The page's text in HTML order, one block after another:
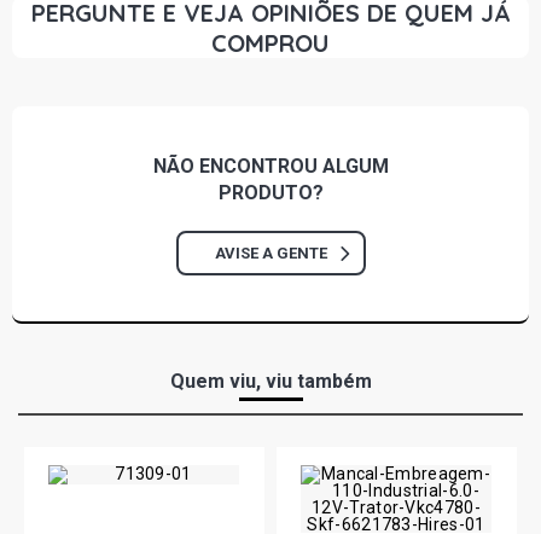
PERGUNTE E VEJA OPINIÕES DE QUEM JÁ
COMPROU
NÃO ENCONTROU ALGUM
PRODUTO?
AVISE A GENTE
Quem viu, viu também